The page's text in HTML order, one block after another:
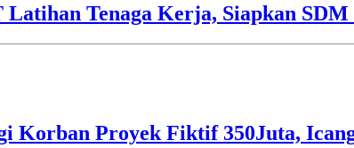
Tenaga Kerja, Siapkan SDM
Korban Proyek Fiktif 350Juta,